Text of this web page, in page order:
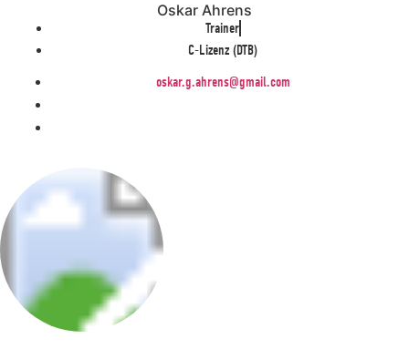
Oskar Ahrens
Trainer
C-Lizenz (DTB)
oskar.g.ahrens@gmail.com